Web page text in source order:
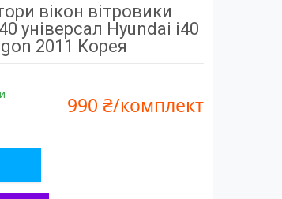
вікон вітровики
універсал Hyundai i40
2011 Корея
990 ₴/комплект